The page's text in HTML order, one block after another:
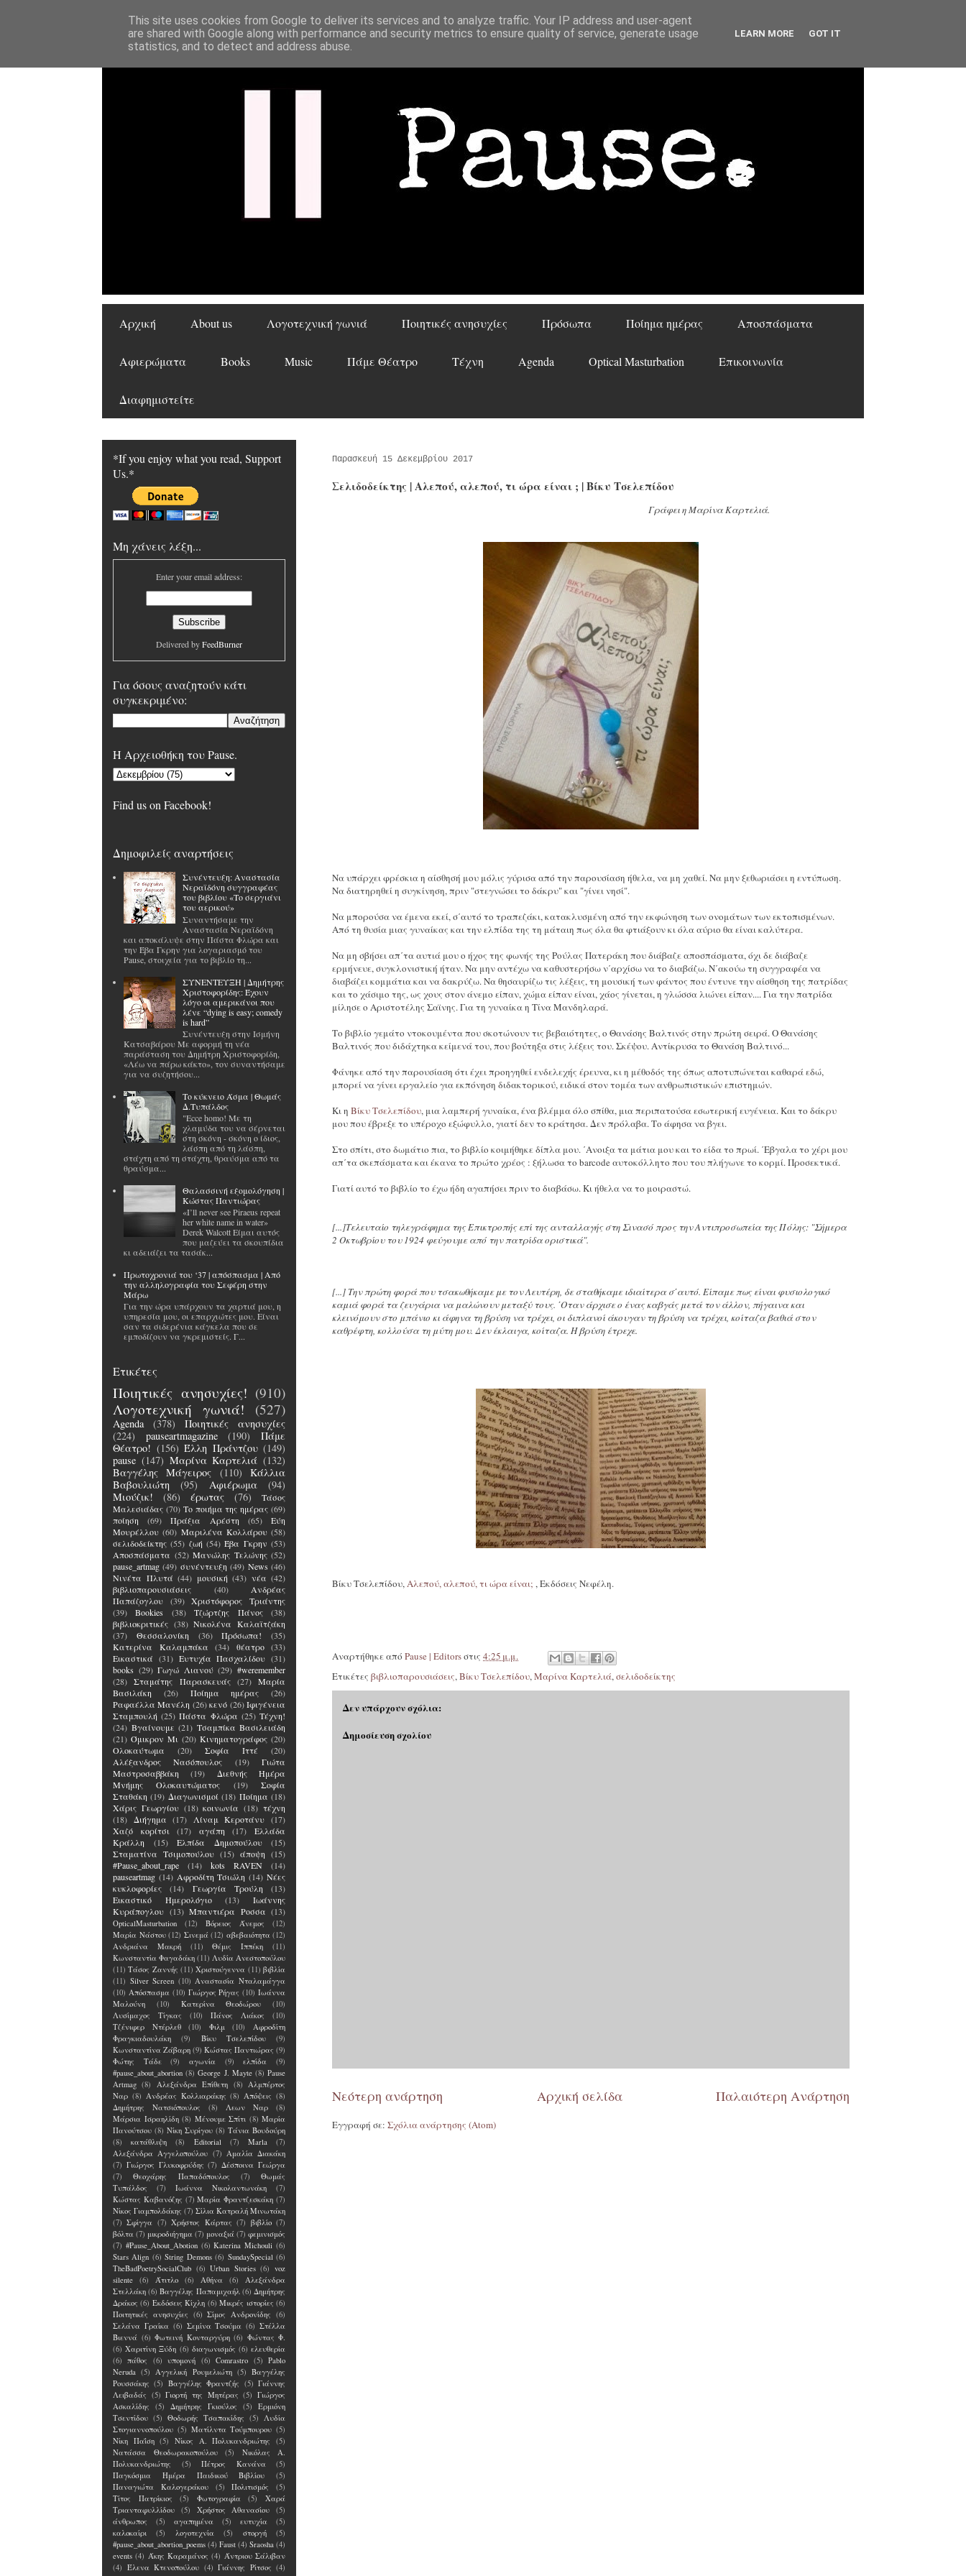
Αρχική About us Λογοτεχνική γωνιά Ποιητικές ανησυχίες Πρόσωπα Ποίημα ημέρας Αποσπάσματα
Αφιερώματα Books Music Πάμε Θέατρο Τέχνη Agenda Optical Masturbation Επικοινωνία
Διαφημιστείτε
Παρασκευή 15 Δεκεμβρίου 2017
Σελιδοδείκτης | Αλεπού, αλεπού, τι ώρα είναι ; | Βίκυ Τσελεπίδου
Γράφει η Μαρίνα Καρτελιά.
Να υπάρχει φρέσκια η αίσθησή μου μόλις γύρισα από την παρουσίαση ήθελα, να μη χαθεί. Να μην ξεθωριάσει η εντύπωση.
Να διατηρηθεί η συγκίνηση, πριν "στεγνώσει το δάκρυ" και "γίνει νησί".
Να μπορούσα να έμενα εκεί, σ΄αυτό το τραπεζάκι, κατακλυσμένη από την εκφώνηση των ονομάτων των εκτοπισμένων.
Από τη θυσία μιας γυναίκας και την ελπίδα της τη μάταιη πως όλα θα φτιάξουν κι όλα αύριο θα είναι καλύτερα.
Να μη σβήσει απ΄τα αυτιά μου ο ήχος της φωνής της Ρούλας Πατεράκη που διάβαζε αποσπάσματα, όχι δε διάβαζε
ερμήνευε, συγκλονιστική ήταν. Να μην αντέχω να καθυστερήσω ν΄αρχίσω να το διαβάζω. Ν΄ακούω τη συγγραφέα να
διαβάζει κομμάτια και να δακρύζω. Να θησαυρίζω τις λέξεις, τη μουσική των φάντος που έντυνε την αίσθηση της πατρίδας
και το χάσιμο της, ως χους στον άνεμο είπαν, χώμα είπαν είναι, χάος γίνεται, η γλώσσα λιώνει είπαν.... Για την πατρίδα
μίλησε ο Αριστοτέλης Σαϊνης. Για τη γυναίκα η Τίνα Μανδηλαρά.
Το βιβλίο γεμάτο ντοκουμέντα που σκοτώνουν τις βεβαιότητες, ο Θανάσης Βαλτινός στην πρώτη σειρά. Ο Θανάσης
Βαλτινός που διδάχτηκα κείμενά του, που βούτηξα στις λέξεις του. Σκέψου. Αντίκρυσα το Θανάση Βαλτινό...
Φάνηκε από την παρουσίαση ότι έχει προηγηθεί ενδελεχής έρευνα, κι η μέθοδός της όπως αποτυπώνεται καθαρά εδώ,
μπορεί να γίνει εργαλείο για εκπόνηση διδακτορικού, ειδικά στον τομέα των ανθρωπιστικών επιστημών.
Κι η Βίκυ Τσελεπίδου, μια λαμπερή γυναίκα, ένα βλέμμα όλο σπίθα, μια περιπατούσα εσωτερική ευγένεια. Και το δάκρυ
μου που έβρεξε το υπέροχο εξώφυλλο, γιατί δεν το κράτησα. Δεν πρόλαβα. Το άφησα να βγει.
Στο σπίτι, στο δωμάτιο πια, το βιβλίο κοιμήθηκε δίπλα μου. ΄Ανοιξα τα μάτια μου και το είδα το πρωί. ΄Εβγαλα το χέρι μου
απ΄τα σκεπάσματα και έκανα το πρώτο χρέος : ξήλωσα το barcode αυτοκόλλητο που του πλήγωνε το κορμί. Προσεκτικά.
Γιατί αυτό το βιβλίο το έχω ήδη αγαπήσει πριν το διαβάσω. Κι ήθελα να το μοιραστώ.
[...]Τελευταίο τηλεγράφημα της Επικτροπής επί της ανταλλαγής στη Σινασό προς την Αντιπροσωπεία της Πόλης: "Σήμερα
2 Οκτωβρίου του 1924 φεύγουμε από την πατρίδα οριστικά".
[...] Την πρώτη φορά που τσακωθήκαμε με τον Λευτέρη, δε σταθήκαμε ιδιαίτερα σ΄αυτό. Είπαμε πως είναι φυσιολογικό
καμιά φορά τα ζευγάρια να μαλώνουν μεταξύ τους. ΄Οταν άρχισε ο ένας καβγάς μετά τον άλλον, πήγαινα και
κλεινόμουν στο μπάνιο κι άφηνα τη βρύση να τρέχει, οι διπλανοί άκουγαν τη βρύση να τρέχει, κοίταζα βαθιά στον
καθρέφτη, κολλούσα τη μύτη μου. Δεν έκλαιγα, κοίταζα. Η βρύση έτρεχε.
Βίκυ Τσελεπίδου,Αλεπού, αλεπού, τι ώρα είναι; , Εκδόσεις Νεφέλη.
Αναρτήθηκε από Pause | Editorsστις 4:25 μ.μ.
Ετικέτες βιβλιοπαρουσιάσεις,Βίκυ Τσελεπίδου,Μαρίνα Καρτελιά,σελιδοδείκτης
Δεν υπάρχουν σχόλια:
Δημοσίευση σχολίου
Νεότερη ανάρτηση Παλαιότερη Ανάρτηση
Αρχική σελίδα
Εγγραφή σε: Σχόλια ανάρτησης (Atom)
*If you enjoy what you read, Support
Us.*
Μη χάνεις λέξη...
Enter your email address:
Delivered byFeedBurner
Για όσους αναζητούν κάτι
συγκεκριμένο:
H Αρχειοθήκη του Pause.
Find us on Facebook!
Δημοφιλείς αναρτήσεις
Συνέντευξη: Αναστασία
Νεραϊδόνη συγγραφέας
του βιβλίου «Το σεργιάνι
του αερικού»
Συναντήσαμε την
Αναστασία Νεραϊδόνη
και αποκάλυψε στην Πάστα Φλώρα και
την Έβα Γκρην για λογαριασμό του
Pause, στοιχεία για το βιβλίο τη...
ΣΥΝΕΝΤΕΥΞΗ | Δημήτρης
Χριστοφορίδης: Έχουν
λόγο οι αμερικάνοι που
λένε “dying is easy; comedy
is hard”
Συνέντευξη στην Ισμήνη
Κατσαβάρου Με αφορμή τη νέα
παράσταση του Δημήτρη Χριστοφορίδη,
«Λέω να πάρω κάκτο», τον συναντήσαμε
για να συζητήσου...
Το κύκνειο Άσμα | Θωμάς
Δ.Τυπάλδος
"Ecce homo! Με τη
χλαμύδα του να σέρνεται
στη σκόνη - σκόνη ο ίδιος,
λάσπη από τη λάσπη,
στάχτη από τη στάχτη, θραύσμα από τα
θραύσμα...
Θαλασσινή εξομολόγηση |
Κώστας Παντιώρας
«I’ll never see Piraeus repeat
her white name in water»
Derek Walcott Είμαι αυτός
που μαζεύει τα σκουπίδια
κι αδειάζει τα τασάκ...
Πρωτοχρονιά του ‘37 | απόσπασμα | Από
την αλληλογραφία του Σεφέρη στην
Μάρω
Για την ώρα υπάρχουν τα χαρτιά μου, η
υπηρεσία μου, οι επαρχιώτες μου. Είναι
σαν τα σιδερένια κάγκελα που σε
εμποδίζουν να γκρεμιστείς. Γ...
Ετικέτες
Ποιητικές ανησυχίες! (910)
Λογοτεχνική γωνιά!
(527)
Agenda (378)
Ποιητικές ανησυχίες
(224)
pauseartmagazine (190)
Πάμε
Θέατρο! (156) Έλλη Πράντζου (149)
pause (147) Μαρίνα Καρτελιά (132)
Βαγγέλης Μάγειρος
(110)
Κάλλια
Βαβουλιώτη
(95) Αφιέρωμα
(94)
Μιούζικ!
(86) έρωτας (76)
Τάσος
Μαλεσιάδας (70) Το ποιήμα της ημέρας (69)
ποίηση
(69) Πράξια Αρέστη (65)
Εύη
Μουρέλλου (60) Μαριλένα Κολλάρου (58)
σελιδοδείκτης (55) ζωή (54) Έβα Γκρην (53)
Αποσπάσματα (52) Μανώλης Τελώνης (52)
pause_artmag (49) συνέντευξη (49) News (46)
Νινέτα Πλυτά (44) μουσική (43) νέα (42)
βιβλιοπαρουσιάσεις
(40)
Ανδρέας
Παπάζογλου
(39)
Χριστόφορος Τριάντης
(39)
Bookies (38) Τζώρτζης Πάνος
(38)
βιβλιοκριτικές (38) Νικολένα Καλαϊτζάκη
(37)
Θεσσαλονίκη (36) Πρόσωπα!
(35)
Κατερίνα Καλαμπάκα
(34) θέατρο (33)
Εικαστικά (31) Ευτυχία Πασχαλίδου (31)
books (29) Γωγώ Λιανού (29) #weremember
(28) Σταμάτης Παρασκευάς (27) Μαρία
Βασιλάκη
(26) Ποίημα ημέρας
(26)
Ραφαέλλα Μανέλη (26) κενό (26) Ιφιγένεια
Σταμπουλή (25) Πάστα Φλώρα (25) Τέχνη!
(24) Βγαίνουμε (21) Τσαμπίκα Βασιλειάδη
(21) Όμικρον Μι (20) Κινηματογράφος (20)
Ολοκαύτωμα
(20) Σοφία Ιττέ
(20)
Αλέξανδρος Νασόπουλος
(19)
Γιώτα
Μαστροσαββάκη
(19)
Διεθνής Ημέρα
Μνήμης Ολοκαυτώματος
(19)
Σοφία
Σταθάκη (19) Διαγωνισμοί (18) Ποίημα (18)
Χάρις Γεωργίου (18) κοινωνία (18) τέχνη
(18)
Διήγημα (17) Λίναμ Κεροτάνυ (17)
Χαζό κορίτσι
(17) αγάπη (17)
Ελλάδα
Κράλλη
(15) Ελπίδα Δημοπούλου
(15)
Σταματίνα Τσιμοπούλου (15) άποψη (15)
#Pause_about_rape
(14) kots RAVEN
(14)
pauseartmag (14) Αφροδίτη Τσιώλη (14) Νέες
κυκλοφορίες
(14) Γεωργία Τρούλη
(13)
Εικαστικό Ημερολόγιο
(13)
Ιωάννης
Κυράπογλου (13) Μπαντιέρα Ροσσα (13)
OpticalMasturbation (12) Βόρειος Άνεμος
(12)
Μαρία Νάστου (12) Σινεμά (12) αβεβαιότητα (12)
Ανδριάνα Μακρή
(11) Θέμις Ιππέκη
(11)
Κωνσταντία Φαγαδάκη (11) Λυδία Ανεστοπούλου
(11) Τάσος Ζαννής (11) Χριστούγεννα (11) βιβλία
(11) Silver Screen (10) Αναστασία Νταλαμάγγα
(10) Απόσπασμα (10) Γιώργος Ρήγας (10) Ιωάννα
Μαλούνη
(10) Κατερίνα Θεοδώρου
(10)
Λυσίμαχος Τίγκας
(10) Πάνος Λιάκος
(10)
Τζένιφερ Ντέρλεθ
(10) Φιλμ (10)
Αφροδίτη
Φραγκιαδουλάκη
(9) Βίκυ Τσελεπίδου
(9)
Κωνσταντίνα Ζάβαρη (9) Κώστας Παντιώρας (9)
Φώτης Τάδε
(9) αγωνία (9) ελπίδα
(9)
#pause_about_abortion (8) George J. Mayte (8) Pause
Artmag (8) Αλεξάνδρα Επίθετη (8) Αλμπέρτος
Ναρ (8) Ανδρέας Κολλιαράκης (8) Απόψεις (8)
Δημήτρης Νατσιόπουλος
(8) Λεων Ναρ
(8)
Μάρσια Ισραηλίδη (8) Μένουμε Σπίτι (8) Μαρία
Πανούτσου (8) Νίκη Συρίγου (8) Τάνια Βουδούρη
(8)
κατάθλιψη (8) Editorial (7) Marla
(7)
Αλεξάνδρα Αγγελοπούλου (7) Αμαλία Διακάκη
(7) Γιώργος Γλυκοφρύδης (7) Δέσποινα Γεώργα
(7)
Θεοχάρης Παπαδόπουλος (7)
Θωμάς
Τυπάλδος
(7) Ιωάννα Νικολαντωνάκη
(7)
Κώστας Καβανόζης (7) Μαρία Φραντζεσκάκη (7)
Νίκος Γιαμπολδάκης (7) Σίλια Κατραλή Μινωτάκη
(7) Σφίγγα (7) Χρήστος Κάρτας (7) βιβλίο (7)
βόλτα (7) μικροδιήγημα (7) μοναξιά (7) φεμινισμός
(7) #Pause_About_Abotion (6) Katerina Michouli (6)
Stars Align (6) String Demons (6) SundaySpecial (6)
TheBadPoetrySocialClub (6) Urban Stories (6) voz
silente
(6) Άτιτλο (6) Αθήνα (6)
Αλεξάνδρα
Στελλάκη (6) Βαγγέλης Παπαμιχαήλ (6) Δημήτρης
Δράκος (6) Εκδόσεις Κίχλη (6) Μικρές ιστορίες (6)
Ποιτητικές ανησυχίες (6) Σίμος Ανδρονίδης (6)
Σελάνα Γραίκα (6) Σεμίνα Τσούμα (6) Στέλλα
Βιεννά (6) Φωτεινή Κονταργύρη (6) Φώντας Φ.
(6) Χαριτίνη Ξύδη (6) διαγωνισμός (6) ελευθερία
(6)
πάθος (6) υπομονή (6) Comrastro (5) Pablo
Neruda (5) Αγγελική Ρουμελιώτη (5) Βαγγέλης
Ρουσσάκης (5) Βαγγέλης Φραντζής (5) Γιάννης
Λειβαδάς (5) Γιορτή της Μητέρας (5) Γιώργος
Ασκαλίδης
(5) Δημήτρης Γκιούλος (5)
Ερμιόνη
Τσεντίδου (5) Θοδωρής Τσαπακίδης (5) Λυδία
Στογιαννοπούλου (5) Ματίλντα Τούμπουρου (5)
Νίκη Παΐση (5) Νίκος Α. Πολυκανδριώτης
(5)
Νατάσσα Θεοδωρακοπούλου
(5)
Νικόλας Α.
Πολυκανδριώτης
(5) Πέτρος Κανάνα
(5)
Παγκόσμια Ημέρα Παιδικού Βιβλίου
(5)
Παναγιώτα Καλογεράκου
(5) Πολιτισμός
(5)
Τίτος Πατρίκιος
(5) Φωτογραφία (5)
Χαρά
Τριανταφυλλίδου
(5) Χρήστος Αθανασίου
(5)
άνθρωπος
(5) αγαπημένα (5) ευτυχία
(5)
καλοκαίρι
(5) λογοτεχνία (5) στοργή
(5)
#pause_about_abortion_poems (4) Faust (4) Sraosha (4)
events (4) Άκης Καραμάνος (4) Άντριου Σάλιβαν
(4) Έλενα Kτενοπούλου (4) Γιάννης Ρίτσος (4)
This site uses cookies from Google to deliver its services and to analyze traffic. Your IP address and user-agent
are shared with Google along with performance and security metrics to ensure quality of service, generate usage
statistics, and to detect and address abuse.
LEARN MORE GOT IT